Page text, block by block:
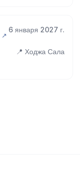
6 января 2027 г.
📍 Ходжа Сала